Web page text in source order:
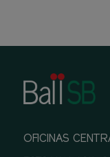
OFICINAS